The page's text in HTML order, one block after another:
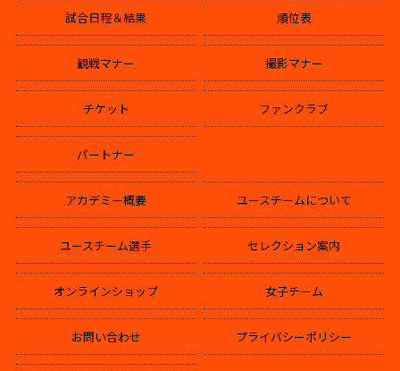
試合日程＆結果 順位表
観戦マナー 撮影マナー
チケット ファンクラブ
パートナー
アカデミー概要 ユースチームについて
ユースチーム選手 セレクション案内
オンラインショップ 女子チーム
お問い合わせ プライバシーポリシー